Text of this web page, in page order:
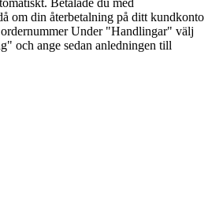
om din återbetalning på ditt kundkonto
Under "Handlingar" välj
och ange sedan anledningen till